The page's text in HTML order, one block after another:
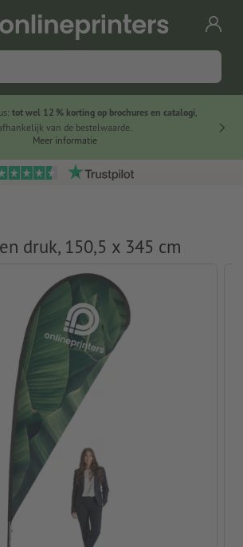
tot wel 12 % korting op brochures en catalogi,
van de bestelwaarde.
Meer informatie
druk, 150,5 x 345 cm